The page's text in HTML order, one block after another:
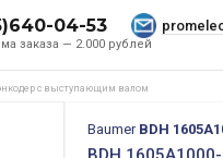
заказа — 2.000 рублей
04-53
с выступающим валом
Baumer BDH